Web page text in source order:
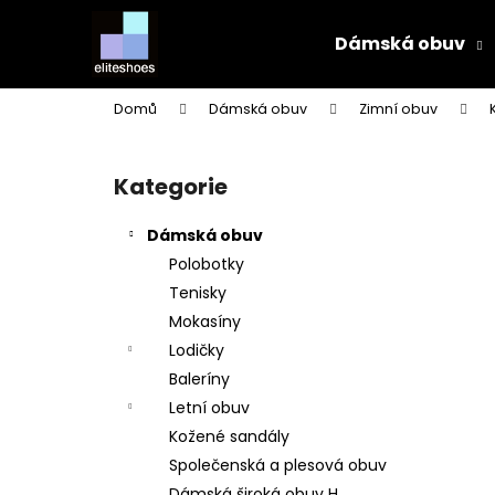
Dámská obuv
Domů Dámská obuv Zimní obuv
Přeskočit
kategorie
Kategorie
Dámská obuv
Polobotky
Tenisky
Mokasíny
Lodičky
Baleríny
Letní obuv
Kožené sandály
Společenská a plesová obuv
í
Zpět
do
obchodu
Zpět
do
obchodu